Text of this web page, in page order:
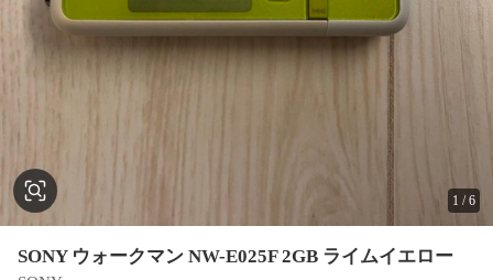
1 /6
SONY ウォークマン NW-E025F 2GB ライムイエロー